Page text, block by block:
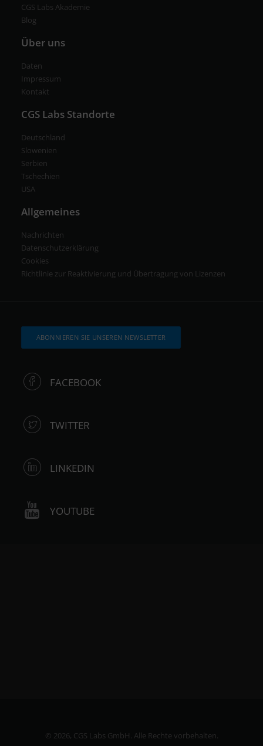
CGS Labs Akademie
Blog
Über uns
Daten
Impressum
Kontakt
CGS Labs Standorte
Deutschland
Slowenien
Serbien
Tschechien
USA
Allgemeines
Nachrichten
Datenschutzerklärung
Cookies
Richtlinie zur Reaktivierung und Übertragung von Lizenzen
ABONNIEREN SIE UNSEREN NEWSLETTER
FACEBOOK
TWITTER
LINKEDIN
YOUTUBE
© 2026, CGS Labs GmbH. Alle Rechte vorbehalten.